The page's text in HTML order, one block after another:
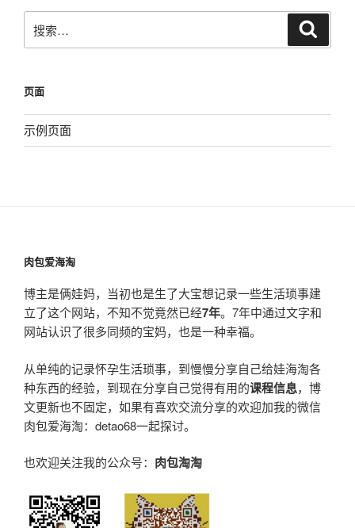
搜
索：
页面
示例页面
肉包爱海淘
博主是俩娃妈，当初也是生了大宝想记录一些生活琐事建
立了这个网站，不知不觉竟然已经7年。7年中通过文字和
网站认识了很多同频的宝妈，也是一种幸福。
从单纯的记录怀孕生活琐事，到慢慢分享自己给娃海淘各
种东西的经验，到现在分享自己觉得有用的课程信息，博
文更新也不固定，如果有喜欢交流分享的欢迎加我的微信
肉包爱海淘：detao68一起探讨。
也欢迎关注我的公众号： 肉包淘淘